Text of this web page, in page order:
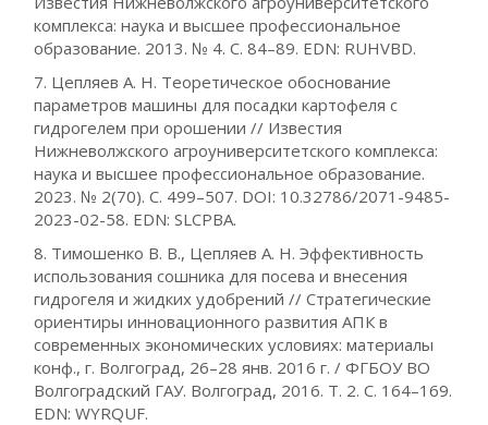
комплекса: наука и высшее профессиональное
образование. 2013. № 4. С. 84–89. EDN: RUHVBD.
7. Цепляев А. Н. Теоретическое обоснование
параметров машины для посадки картофеля с
гидрогелем при орошении // Известия
Нижневолжского агроуниверситетского комплекса:
наука и высшее профессиональное образование.
2023. № 2(70). С. 499–507. DOI: 10.32786/2071-9485-
2023-02-58. EDN: SLCPBA.
8. Тимошенко В. В., Цепляев А. Н. Эффективность
использования сошника для посева и внесения
гидрогеля и жидких удобрений // Стратегические
ориентиры инновационного развития АПК в
современных экономических условиях: материалы
конф., г. Волгоград, 26–28 янв. 2016 г. / ФГБОУ ВО
Волгоградский ГАУ. Волгоград, 2016. Т. 2. С. 164–169.
EDN: WYRQUF.